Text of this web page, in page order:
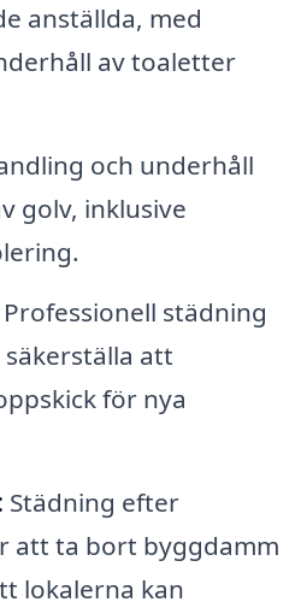
anställda, med
av toaletter
och underhåll
golv, inklusive
Professionell städning
att
för nya
Städning efter
att ta bort byggdamm
lokalerna kan